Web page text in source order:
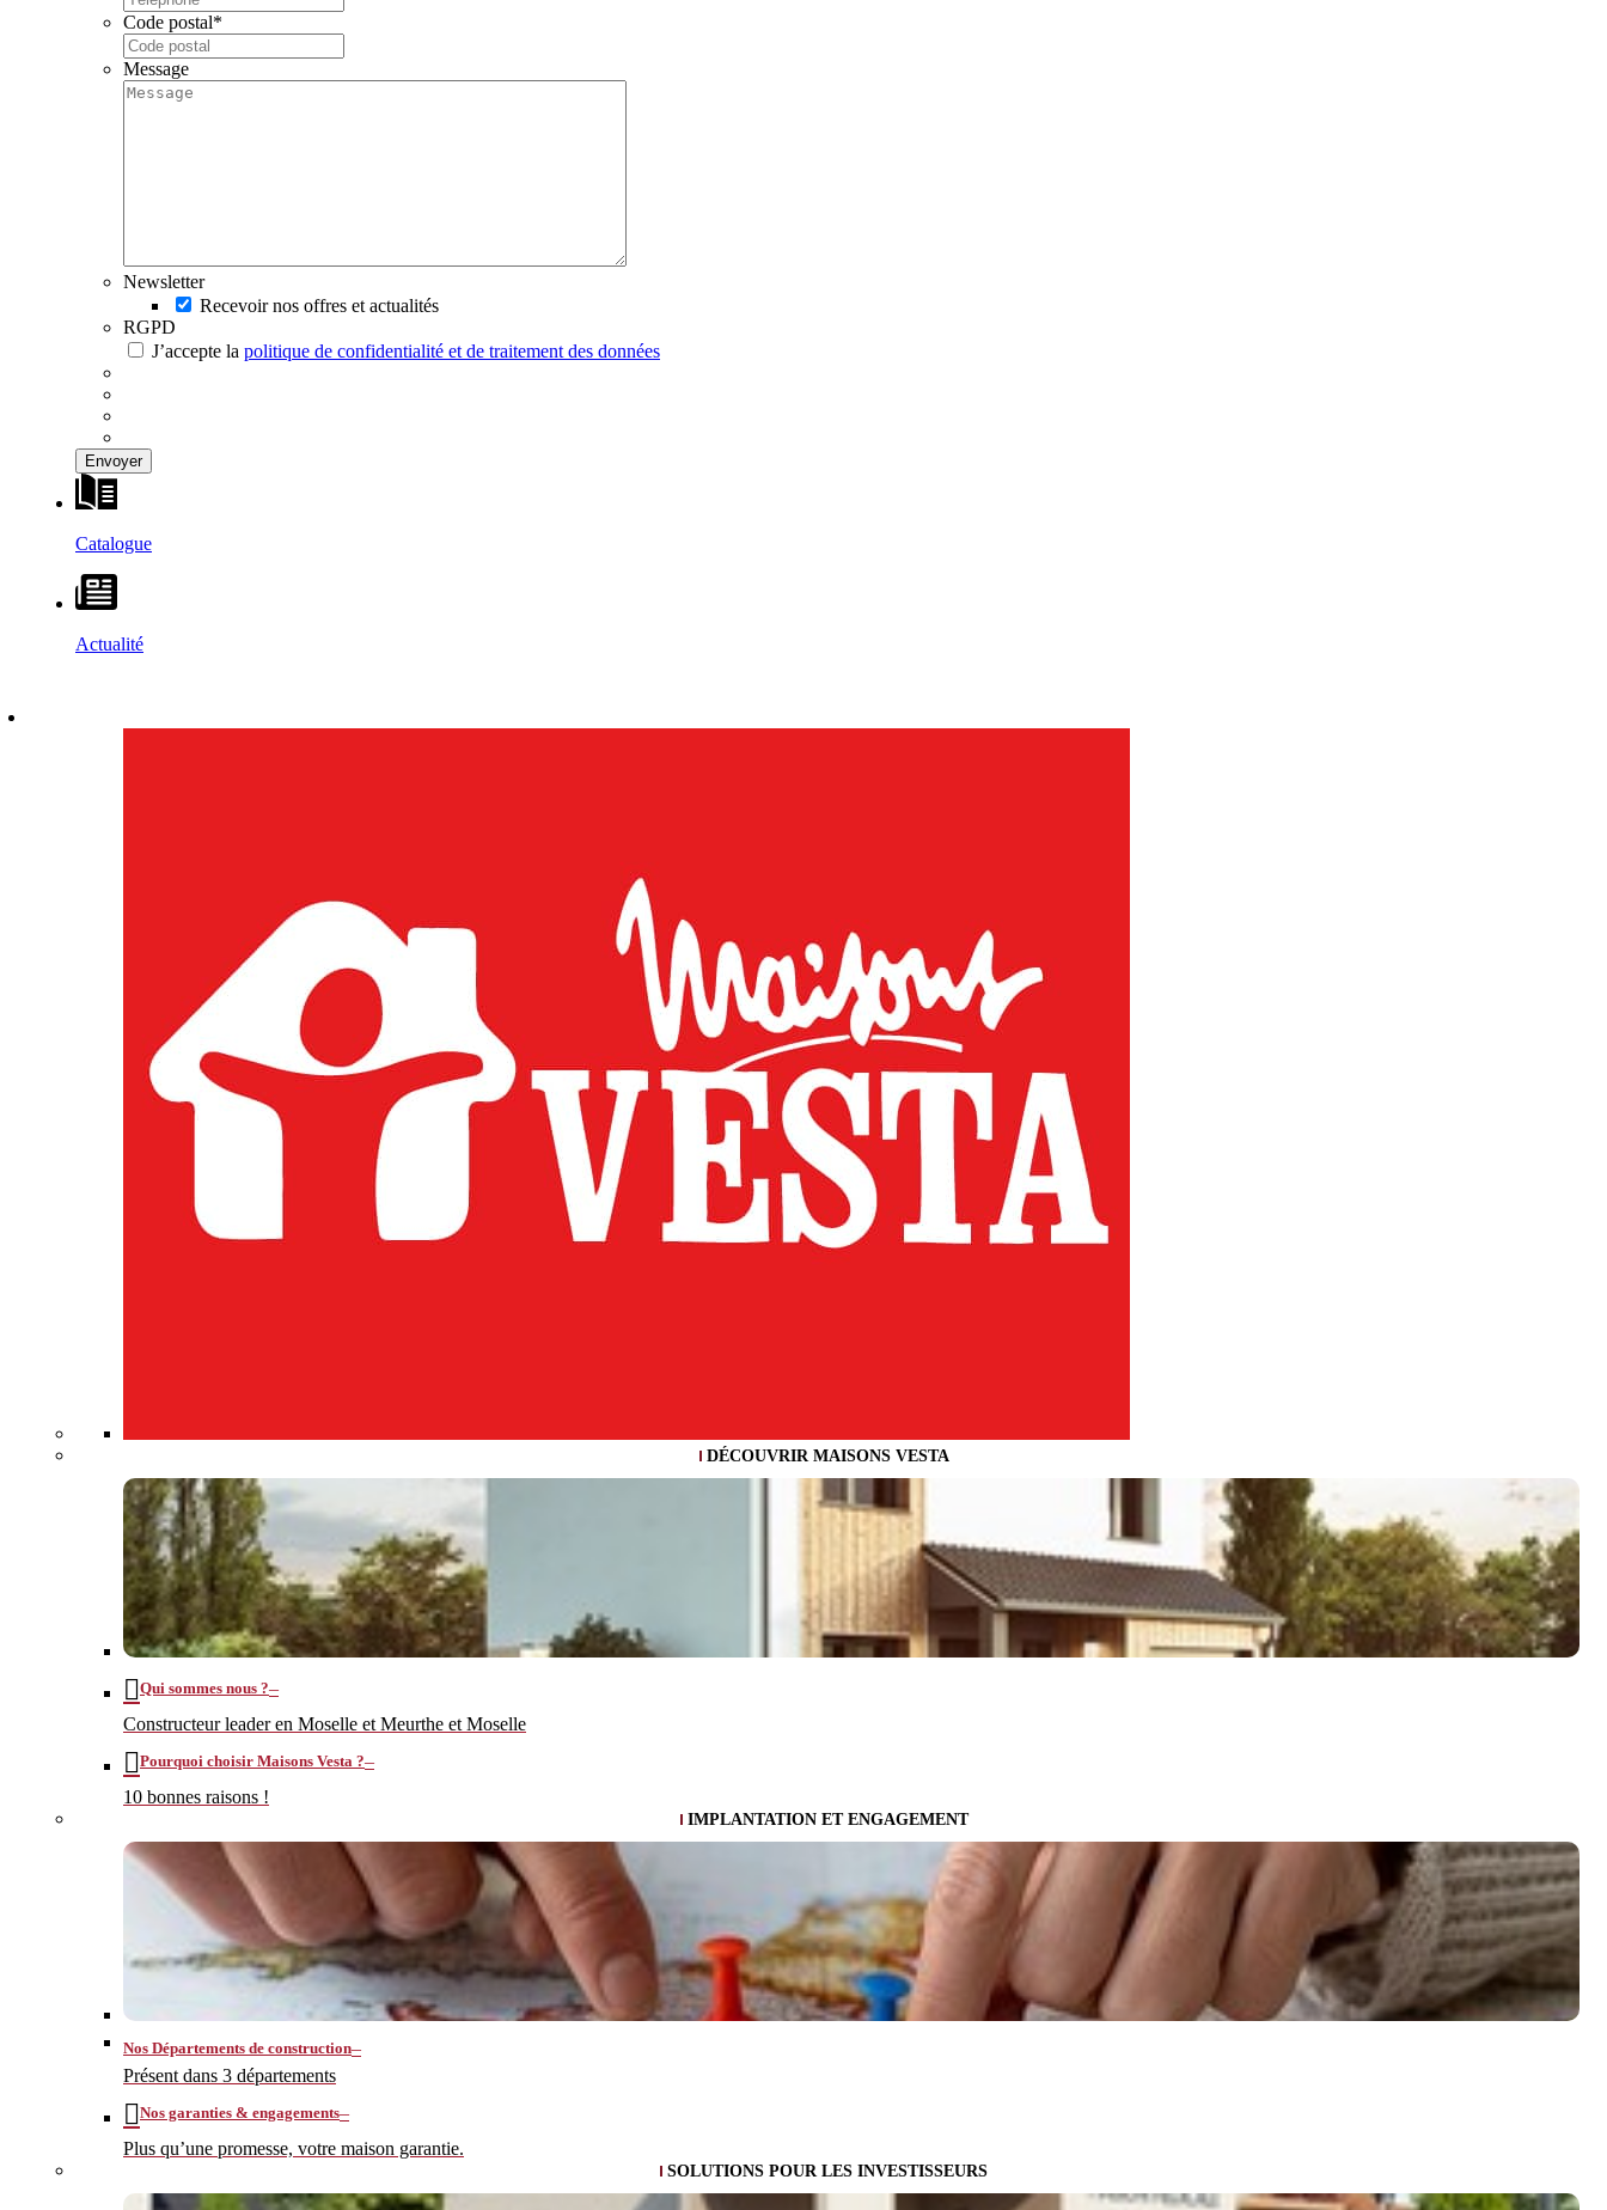
Code postal*
Message
Newsletter
Recevoir nos offres et actualités
RGPD
J’accepte la politique de confidentialité et de traitement des données
Catalogue
Actualité
DÉCOUVRIR MAISONS VESTA
Qui sommes nous ?–
Constructeur leader en Moselle et Meurthe et Moselle
Pourquoi choisir Maisons Vesta ?–
10 bonnes raisons !
IMPLANTATION ET ENGAGEMENT
Nos Départements de construction–
Présent dans 3 départements
Nos garanties & engagements–
Plus qu’une promesse, votre maison garantie.
SOLUTIONS POUR LES INVESTISSEURS